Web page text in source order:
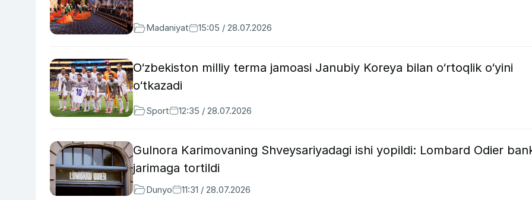
Madaniyat 15:05 / 28.07.2026
O‘zbekiston milliy terma jamoasi Janubiy Koreya bilan o‘rtoqlik o‘yini
o‘tkazadi
Sport 12:35 / 28.07.2026
Gulnora Karimovaning Shveysariyadagi ishi yopildi: Lombard Odier
jarimaga tortildi
Dunyo 11:31 / 28.07.2026